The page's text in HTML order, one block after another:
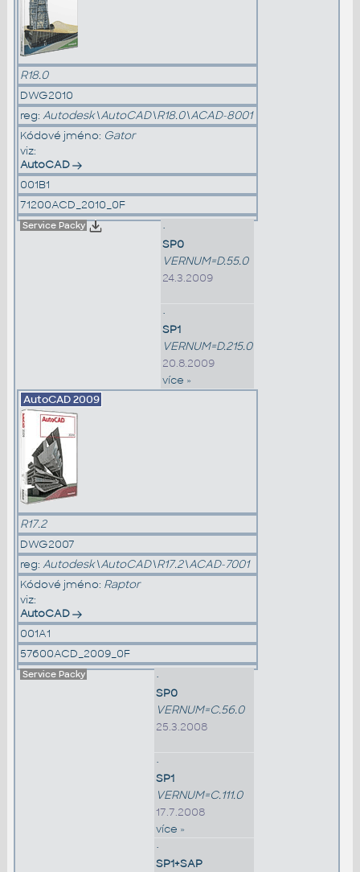
R18.0
DWG2010
reg: Autodesk\AutoCAD\R18.0\ACAD-8001
Kódové jméno: Gator
viz:
AutoCAD
001B1
71200ACD_2010_0F
Service Packy
•
SP0
VERNUM=D.55.0
24.3.2009
•
SP1
VERNUM=D.215.0
20.8.2009
více »
AutoCAD2009
R17.2
DWG2007
reg: Autodesk\AutoCAD\R17.2\ACAD-7001
Kódové jméno: Raptor
viz:
AutoCAD
001A1
57600ACD_2009_0F
Service Packy
•
SP0
VERNUM=C.56.0
25.3.2008
•
SP1
VERNUM=C.111.0
17.7.2008
více »
•
SP1+SAP